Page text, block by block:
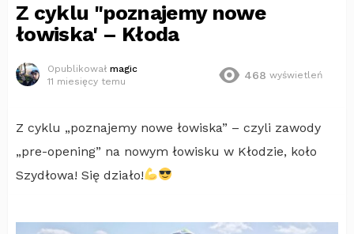
Z cyklu "poznajemy nowe
łowiska' – Kłoda
Opublikował magic
11 miesięcy temu
468 wyświetleń
Z cyklu „poznajemy nowe łowiska” – czyli zawody
„pre-opening” na nowym łowisku w Kłodzie, koło
Szydłowa! Się działo!